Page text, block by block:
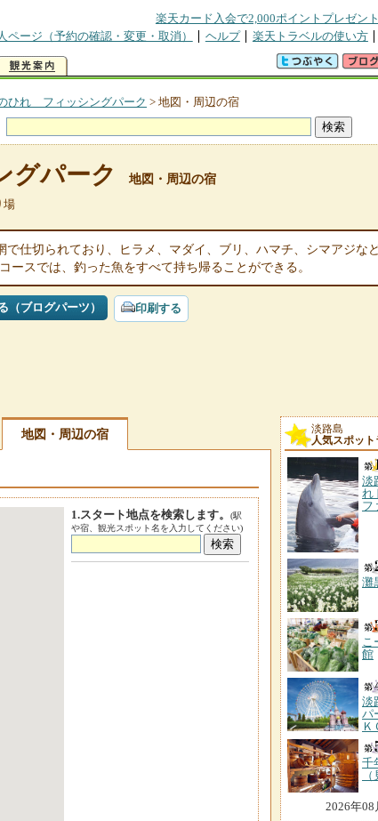
楽天カード入会で2,000ポイントプレゼント
ページ（予約の確認・変更・取消） ヘルプ 楽天トラベルの使い方
ひれ フィッシングパーク > 地図・周辺の宿
パーク 地図・周辺の宿
場
で仕切られており、ヒラメ、マダイ、ブリ、ハマチ、シマアジな
ースでは、釣った魚をすべて持ち帰ることができる。
（ブログパーツ） 印刷する
地図・周辺の宿
1.スタート地点を検索します。
(駅
や宿、観光スポット名を入力してください)
淡路島
人気スポッ
淡
れ
フ
灘
こ
館
淡
パ
Ｋ
千
2026年08